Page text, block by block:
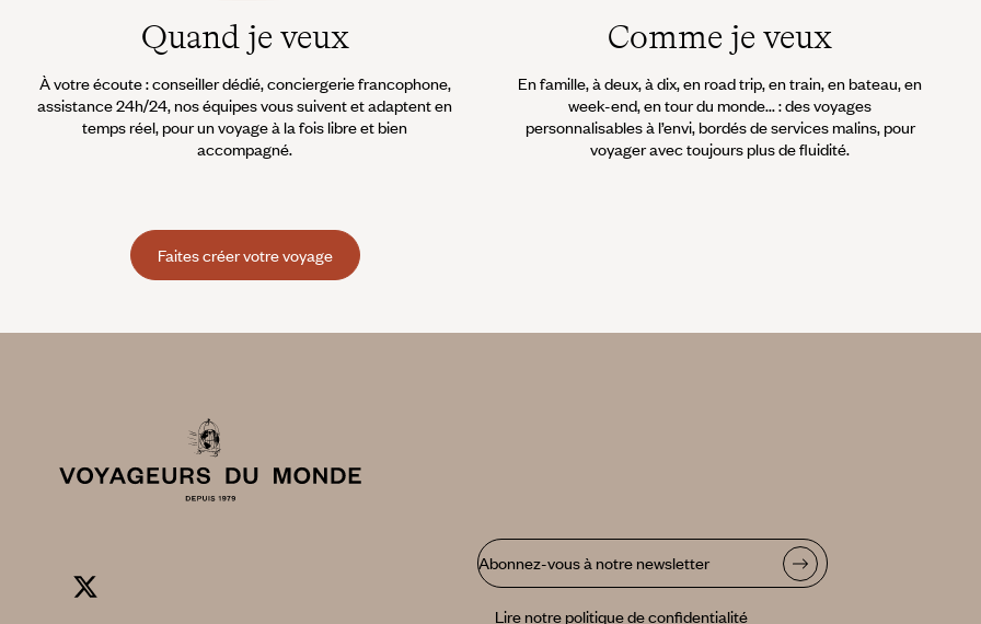
Quand je veux
À votre écoute : conseiller dédié, conciergerie francophone,
assistance 24h/24, nos équipes vous suivent et adaptent en
temps réel, pour un voyage à la fois libre et bien
accompagné.
Comme je veux
En famille, à deux, à dix, en road trip, en train, en bateau, en
week-end, en tour du monde... : des voyages
personnalisables à l’envi, bordés de services malins, pour
voyager avec toujours plus de fluidité.
Faites créer votre voyage
Abonnez-vous à notre newsletter
Lire notre politique de confidentialité